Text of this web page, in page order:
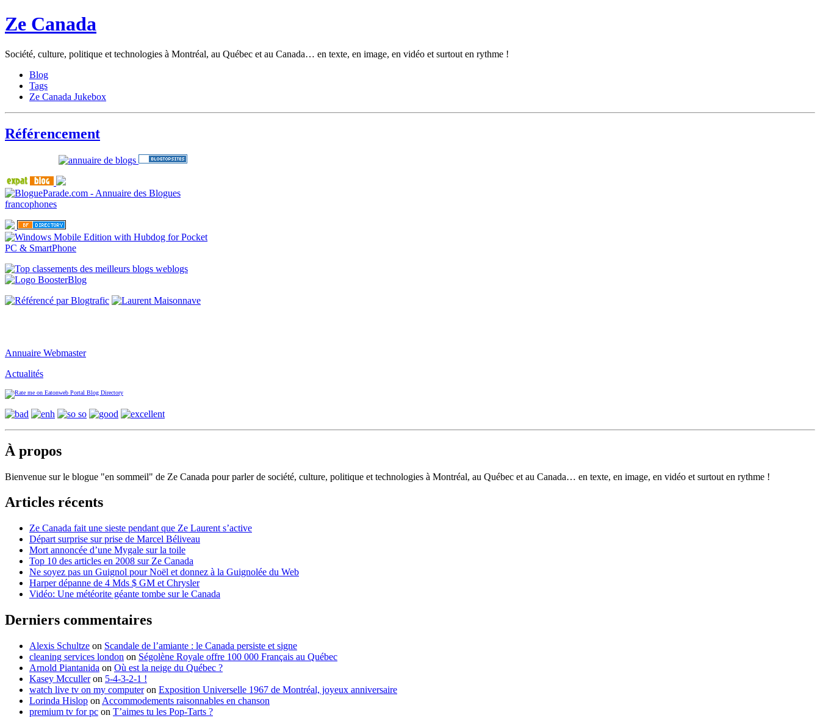
Ze Canada
Société, culture, politique et technologies à Montréal, au Québec et au Canada… en texte, en image, en vidéo et surtout en rythme !
Blog
Tags
Ze Canada Jukebox
Référencement
Annuaire Webmaster
Actualités
À propos
Bienvenue sur le blogue "en sommeil" de Ze Canada pour parler de société, culture, politique et technologies à Montréal, au Québec et au Canada… en texte, en image, en vidéo et surtout en rythme !
Articles récents
Ze Canada fait une sieste pendant que Ze Laurent s’active
Départ surprise sur prise de Marcel Béliveau
Mort annoncée d’une Mygale sur la toile
Top 10 des articles en 2008 sur Ze Canada
Ne soyez pas un Guignol pour Noël et donnez à la Guignolée du Web
Harper dépanne de 4 Mds $ GM et Chrysler
Vidéo: Une météorite géante tombe sur le Canada
Derniers commentaires
Alexis Schultze on Scandale de l’amiante : le Canada persiste et signe
cleaning services london on Ségolène Royale offre 100 000 Français au Québec
Arnold Piantanida on Où est la neige du Québec ?
Kasey Mcculleron 5-4-3-2-1 !
watch live tv on my computeron Exposition Universelle 1967 de Montréal, joyeux anniversaire
Lorinda Hislop on Accommodements raisonnables en chanson
premium tv for pc on T’aimes tu les Pop-Tarts ?